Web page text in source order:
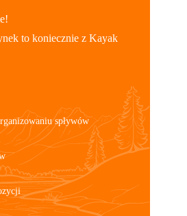
to koniecznie z Kayak
spływów